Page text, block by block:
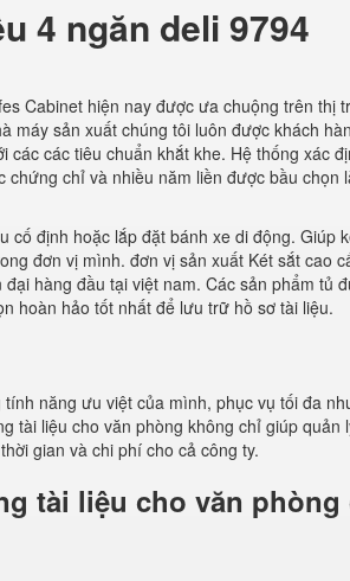
4 ngăn deli 9794
Cabinet hiện nay được ưa chuộng trên thị
máy sản xuất chúng tôi luôn được khách
các tiêu chuẩn khắt khe. Hệ thống xác
chỉ và nhiều năm liền được bầu chọn
định hoặc lắp đặt bánh xe di động. Giúp
đơn vị mình. đơn vị sản xuất Két sắt cao
hàng đầu tại việt nam. Các sản phẩm tủ
hoàn hảo tốt nhất để lưu trữ hồ sơ tài liệu.
năng ưu việt của mình, phục vụ tối đa
tài liệu cho văn phòng không chỉ giúp quản
gian và chi phí cho cả công ty.
tài liệu cho văn